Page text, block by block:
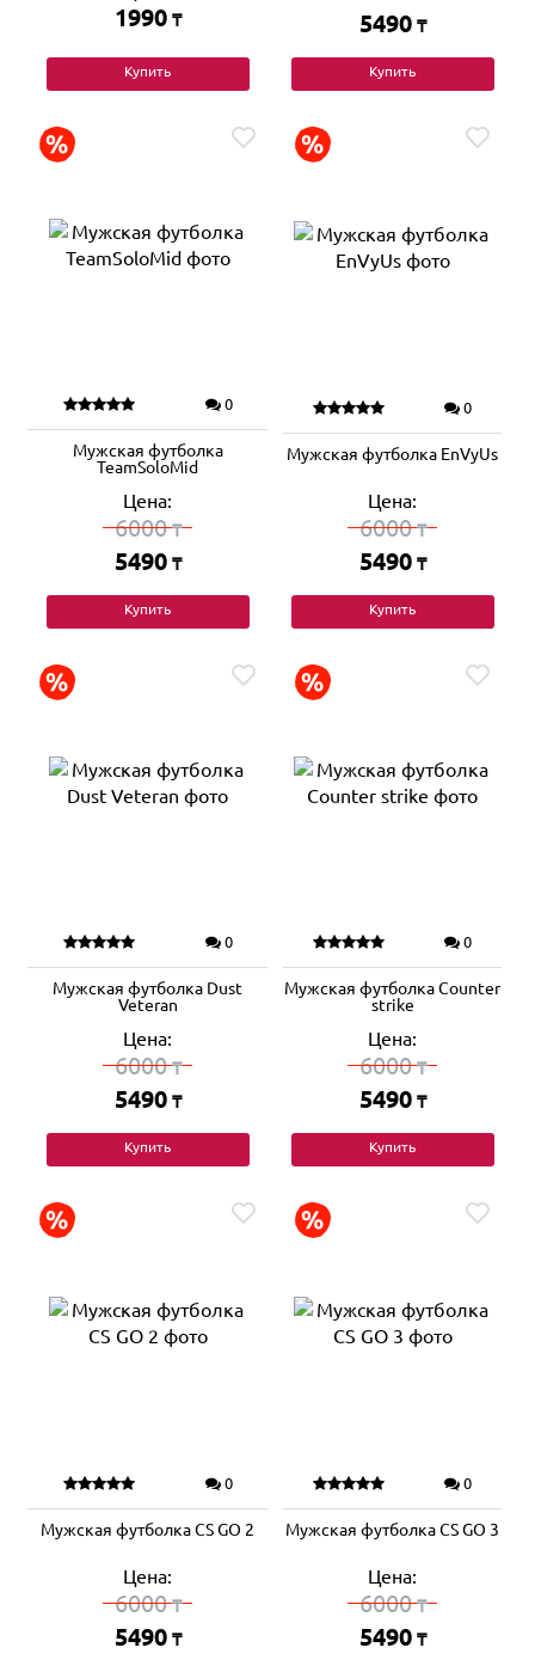
1990 ₸
Купить
5490 ₸
Купить
0
Мужская футболка
TeamSoloMid
Цена:
6000₸
5490 ₸
Купить
0
Мужская футболка EnVyUs
Цена:
6000₸
5490 ₸
Купить
0
Мужская футболка Dust
Veteran
Цена:
6000₸
5490 ₸
Купить
0
Мужская футболка Counter
strike
Цена:
6000₸
5490 ₸
Купить
0
Мужская футболка CS GO 2
Цена:
6000₸
5490 ₸
0
Мужская футболка CS GO 3
Цена:
6000₸
5490 ₸